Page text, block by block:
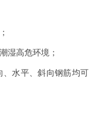
湿高危环境；
水平、斜向钢筋均可